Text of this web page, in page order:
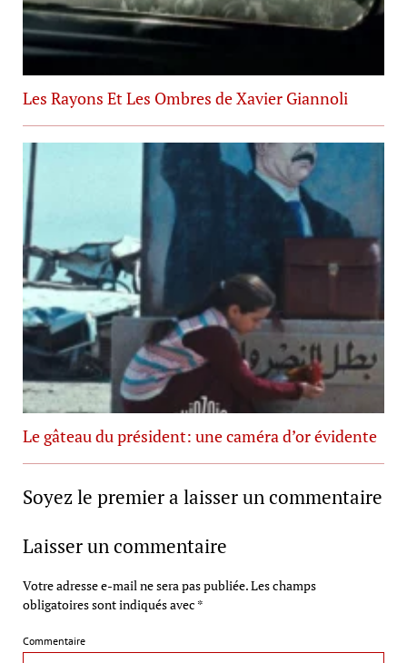
Les Rayons Et Les Ombres de Xavier Giannoli
Le gâteau du président: une caméra d’or évidente
Soyez le premier a laisser un commentaire
Laisser un commentaire
Votre adresse e-mail ne sera pas publiée.Les champs
obligatoires sont indiqués avec *
Commentaire